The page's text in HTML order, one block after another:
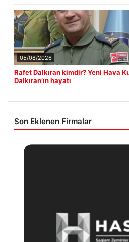
05/08/2026
Rafet Dalkıran kimdir? Yeni Hava
Dalkıran’ın hayatı
Son Eklenen Firmalar